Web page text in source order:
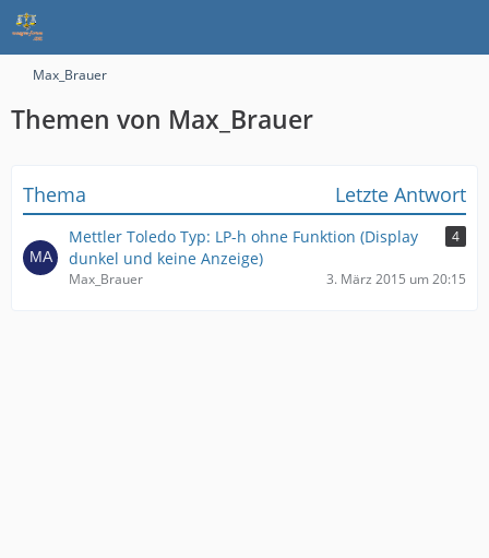
Max_Brauer
Themen von Max_Brauer
Thema Letzte Antwort
Mettler Toledo Typ: LP-h ohne Funktion (Display
dunkel und keine Anzeige)
4
Max_Brauer 3. März 2015 um 20:15